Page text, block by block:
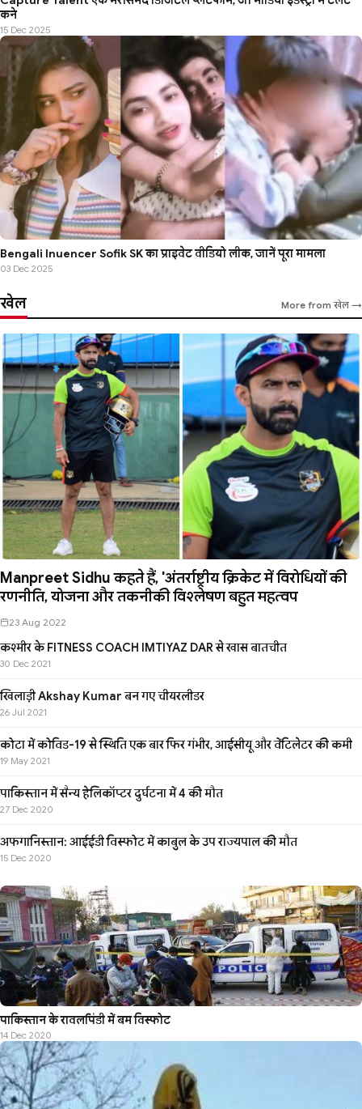
कने
15 Dec 2025
Bengali Influencer Sofik SK का प्राइवेट वीडियो लीक, जानें पूरा मामला
03 Dec 2025
खेल More from खेल →
Manpreet Sidhu कहते हैं, 'अंतर्राष्ट्रीय क्रिकेट में विरोधियों की
रणनीति, योजना और तकनीकी विश्लेषण बहुत महत्वप
23 Aug 2022
कश्मीर के FITNESS COACH IMTIYAZ DAR से खास बातचीत
30 Dec 2021
खिलाड़ी Akshay Kumar बन गए चीयरलीडर
26 Jul 2021
कोटा में कोविड-19 से स्थिति एक बार फिर गंभीर, आईसीयू और वेंटिलेटर की कमी
19 May 2021
पाकिस्तान में सैन्य हेलिकॉप्टर दुर्घटना में 4 की मौत
27 Dec 2020
अफगानिस्तान: आईईडी विस्फोट में काबुल के उप राज्यपाल की मौत
15 Dec 2020
पाकिस्तान के रावलपिंडी में बम विस्फोट
14 Dec 2020